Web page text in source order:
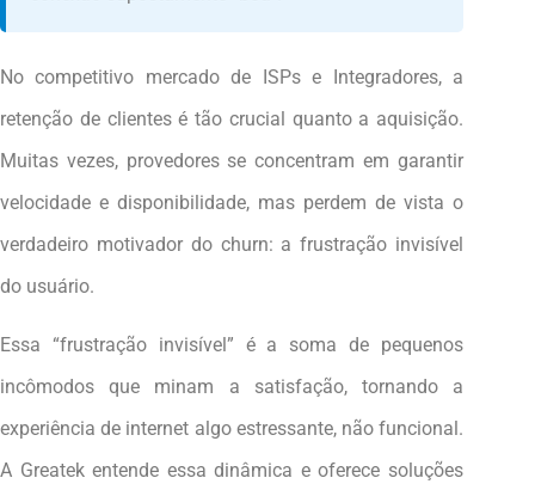
No competitivo mercado de ISPs e Integradores, a
retenção de clientes é tão crucial quanto a aquisição.
Muitas vezes, provedores se concentram em garantir
velocidade e disponibilidade, mas perdem de vista o
verdadeiro motivador do churn: a frustração invisível
do usuário.
Essa “frustração invisível” é a soma de pequenos
incômodos que minam a satisfação, tornando a
experiência de internet algo estressante, não funcional.
A Greatek entende essa dinâmica e oferece soluções